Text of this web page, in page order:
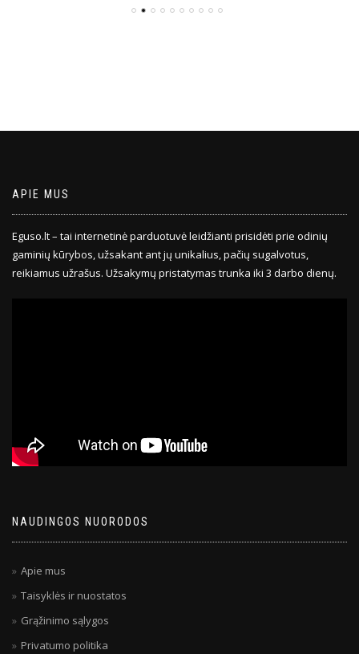
APIE MUS
Eguso.lt – tai internetinė parduotuvė leidžianti prisidėti prie odinių
gaminių kūrybos, užsakant ant jų unikalius, pačių sugalvotus,
reikiamus užrašus. Užsakymų pristatymas trunka iki 3 darbo dienų.
NAUDINGOS NUORODOS
Apie mus
Taisyklės ir nuostatos
Grąžinimo sąlygos
Privatumo politika